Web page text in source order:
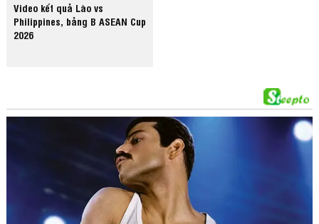
Video kết quả Lào vs
Philippines, bảng B ASEAN Cup
2026